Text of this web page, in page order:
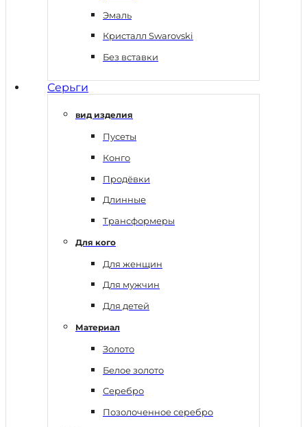
Эмаль
Кристалл Swarovski
Без вставки
Серьги
вид изделия
Пусеты
Конго
Продёвки
Длинные
Трансформеры
Для кого
Для женщин
Для мужчин
Для детей
Материал
Золото
Белое золото
Серебро
Позолоченное серебро